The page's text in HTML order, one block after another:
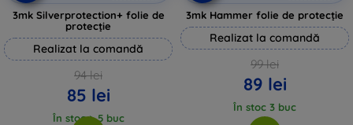
3mk Silverprotection+ folie de
protecție
Realizat la comandă
94 lei
85 lei
În stoc > 5 buc
3mk Hammer folie de protecție
Realizat la comandă
99 lei
89 lei
În stoc 3 buc